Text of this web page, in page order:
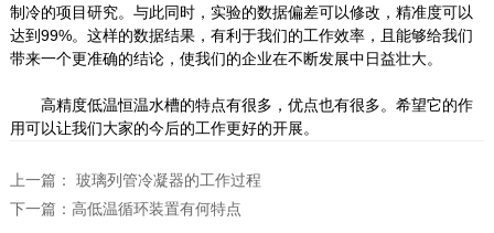
制冷的项目研究。与此同时，实验的数据偏差可以修改，精准度可以
达到99%。这样的数据结果，有利于我们的工作效率，且能够给我们
带来一个更准确的结论，使我们的企业在不断发展中日益壮大。
高精度低温恒温水槽的特点有很多，优点也有很多。希望它的作
用可以让我们大家的今后的工作更好的开展。
上一篇：
玻璃列管冷凝器的工作过程
下一篇： 高低温循环装置有何特点